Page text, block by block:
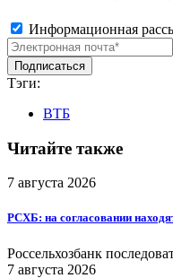
Информационная
Тэги:
ВТБ
Читайте также
7 августа 2026
РСХБ: на согласовании
Россельхозбанк
7 августа 2026